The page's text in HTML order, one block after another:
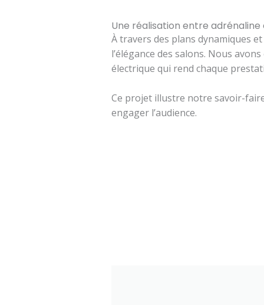
Une réalisation entre
À travers des plans dynamiques
l’élégance des salons. Nous
électrique qui rend chaque
Ce projet illustre notre savoir-
engager l’audience.